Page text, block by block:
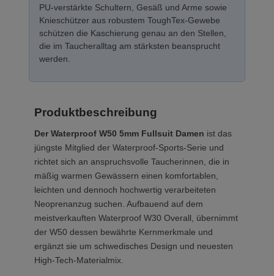
PU-verstärkte Schultern, Gesäß und Arme sowie
Knieschützer aus robustem ToughTex-Gewebe
schützen die Kaschierung genau an den Stellen,
die im Taucheralltag am stärksten beansprucht
werden.
Produktbeschreibung
Der Waterproof W50 5mm Fullsuit Damen ist das
jüngste Mitglied der Waterproof-Sports-Serie und
richtet sich an anspruchsvolle Taucherinnen, die in
mäßig warmen Gewässern einen komfortablen,
leichten und dennoch hochwertig verarbeiteten
Neoprenanzug suchen. Aufbauend auf dem
meistverkauften Waterproof W30 Overall, übernimmt
der W50 dessen bewährte Kernmerkmale und
ergänzt sie um schwedisches Design und neuesten
High-Tech-Materialmix.